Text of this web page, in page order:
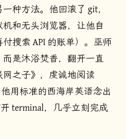
种方法。他回滚了 git，
和无头浏览器，让他自
搜索 API 的账单）。巫师
是沐浴焚香，翻开一直
之子》，虔诚地阅读
用标准的西海岸英语念出
terminal，几乎立刻完成